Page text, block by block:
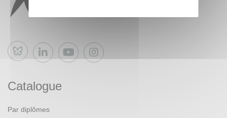
Bluesky
Catalogue
Par diplômes